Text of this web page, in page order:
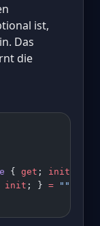
ist,
Das
die
{ get ; init
init ; } = ""